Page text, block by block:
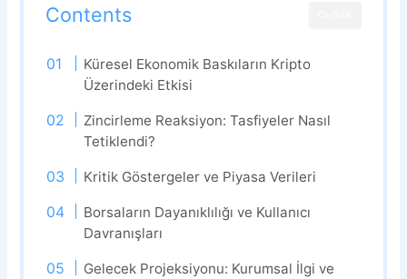
Contents
Küresel Ekonomik Baskıların Kripto
Üzerindeki Etkisi
Zincirleme Reaksiyon: Tasfiyeler Nasıl
Tetiklendi?
Kritik Göstergeler ve Piyasa Verileri
Borsaların Dayanıklılığı ve Kullanıcı
Davranışları
Gelecek Projeksiyonu: Kurumsal İlgi ve